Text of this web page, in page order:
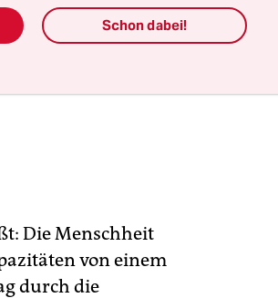
Die Menschheit
von einem
durch die
Schon dabei!